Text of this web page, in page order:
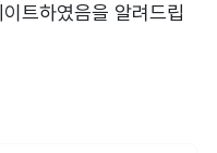
트하였음을 알려드립